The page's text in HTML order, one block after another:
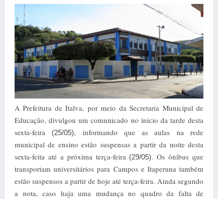
A Prefeitura de Italva, por meio da Secretaria Municipal de
Educação, divulgou um comunicado no início da tarde desta
sexta-feira
(25/05), informando que as aulas na rede
municipal de ensino estão suspensas a partir da noite desta
sexta-feita até a próxima terça-feira (29/05). Os ônibus que
transportam universitários para Campos e Itaperuna também
estão suspensos a partir de hoje até terça-feira. Ainda segundo
a nota, caso haja uma mudança no quadro da falta de